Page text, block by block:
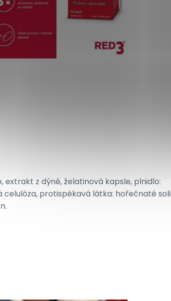
extrakt z dýně, želatinová kapsle, plnidlo:
celulóza, protispékavá látka: hořečnaté soli